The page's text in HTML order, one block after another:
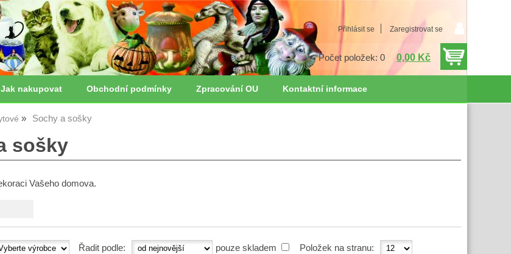
Přihlásit se Zaregistrovat se
Počet položek: 0 0,00 Kč
Jak nakupovat Obchodní podmínky Zpracování OU Kontaktní informace
Sochy a sošky
sošky
Vašeho domova.
Řadit podle: pouze skladem
Položek na stranu: